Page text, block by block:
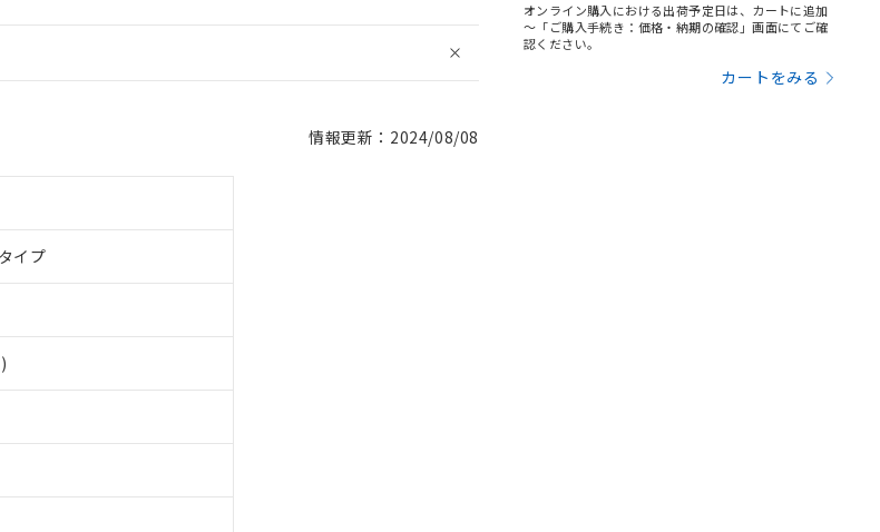
情報更新：2024/08/08
イプ
オンライン購入における出荷予定日は、カートに追加
～「ご購入手続き：価格・納期の確認」画面にてご確
認ください。
カートをみる
非含有に対応した製品に切り替える予定のある商品です。
）の非含有に非対応の商品で、対応品を出す予定はありません。